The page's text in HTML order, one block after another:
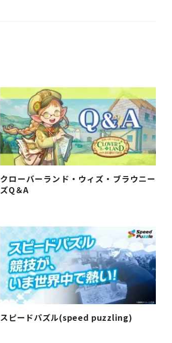
クローバーランド・ウィズ・ブラウニー
ズQ＆A
スピードパズル(speed puzzling)